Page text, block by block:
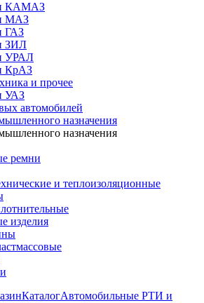
КАМАЗ
МАЗ
ГАЗ
ЗИЛ
УРАЛ
КрАЗ
и прочее
УАЗ
автомобилей
назначения
назначения
ремни
и теплоизоляционные
изделия
КаталогАвтомобильные РТИ и